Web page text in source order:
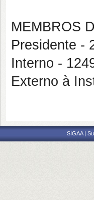
MEMBROS
Presidente -
Interno -
Externo à
SIGAA |